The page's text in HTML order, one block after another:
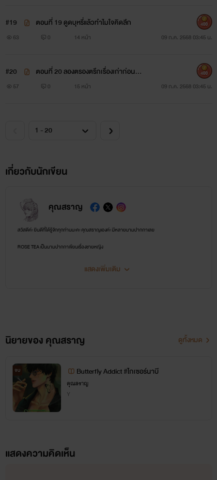
#19 ตอนที่ 19 ดูดบุหรี่แล้วทำไมใจคิดลึก
63 0 14 หน้า 09 ก.ค. 2568 03:45 น.
400
#20
ตอนที่ 20 ลองตรองตรึกเรื่องเก่าก่อนพ
ร้อมเคลียร์ใจ
57 0 15 หน้า 09 ก.ค. 2568 03:45 น.
400
เกี่ยวกับนักเขียน
คุณสราญ
สวัสดีค่ะ ยินดีที่ได้รู้จักทุกท่านนะคะ คุณสราญเองค่ะ มีหลายนามปากกาเลย
ROSE TEA เป็นนามปากกาเขียนเรื่องชายหญิง
LAVENDER TEA เป็นนามปากกาเขียนเรื่องวาย
แสดงเพิ่มเติม
นิยายของ คุณสราญ ดูทั้งหมด
จบ Butterfly Addict #ไกเซอร์นาบี
คุณสราญ
Y
แสดงความคิดเห็น